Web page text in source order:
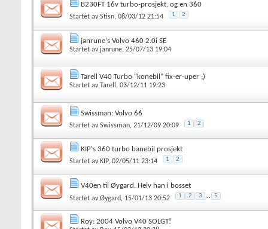
B230FT 16v turbo-prosjekt, og en 360
Startet avStisn, 08/03/12 21:54 1 2
janrune's Volvo 460 2.0i SE
Startet av janrune, 25/07/13 19:04
Tarell V40 Turbo "konebil" fix-er-uper ;)
Startet av Tarell , 03/12/11 19:23
Swissman: Volvo 66
Startet avSwissman, 21/12/09 20:09 1 2
KIP's 360 turbo banebil prosjekt
Startet av KIP, 02/05/11 23:14 1 2
V40en til Øygard. Heiv han i bosset
Startet avØygard, 15/01/13 20:52 1 2 3 ... 5
Roy: 2004 Volvo V40 SOLGT!